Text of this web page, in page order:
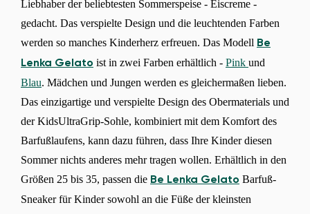
Liebhaber der beliebtesten Sommerspeise - Eiscreme -
gedacht. Das verspielte Design und die leuchtenden Farben
werden so manches Kinderherz erfreuen. Das Modell Be
Lenka Gelato ist in zwei Farben erhältlich - Pink und
Blau. Mädchen und Jungen werden es gleichermaßen lieben.
Das einzigartige und verspielte Design des Obermaterials und
der KidsUltraGrip-Sohle, kombiniert mit dem Komfort des
Barfußlaufens, kann dazu führen, dass Ihre Kinder diesen
Sommer nichts anderes mehr tragen wollen. Erhältlich in den
Größen 25 bis 35, passen die Be Lenka Gelato Barfuß-
Sneaker für Kinder sowohl an die Füße der kleinsten